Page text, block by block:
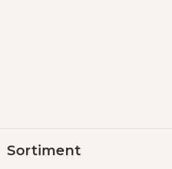
áSortiment